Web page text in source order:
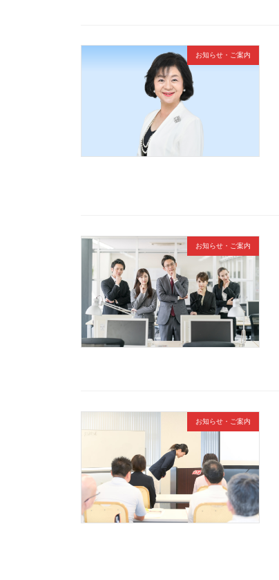
お知らせ・ご案内
お知らせ・ご案内
お知らせ・ご案内